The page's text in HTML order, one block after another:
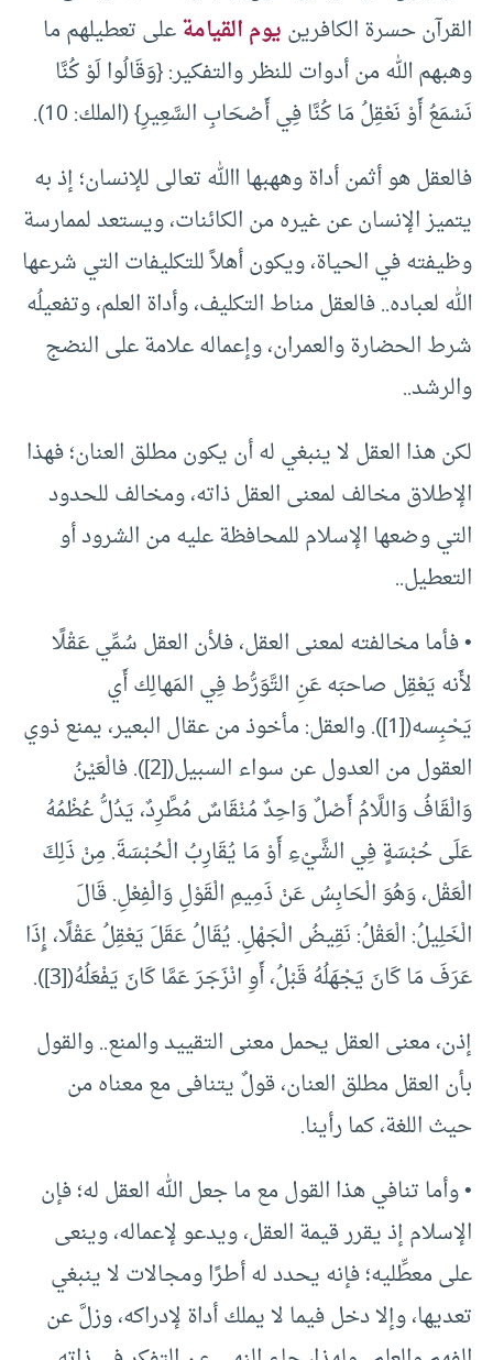
القرآن حسرة الكافرينيوم القيامةعلى تعطيلهم ما
وهبهم الله من أدوات للنظر والتفكير: {وَقَالُوا لَوْ كُنَّا
نَسْمَعُ أَوْ نَعْقِلُ مَا كُنَّا فِي أَصْحَابِ السَّعِيرِ} (الملك: 10).
فالعقل هو أثمن أداة وههبها االله تعالى للإنسان؛ إذ به
يتميز الإنسان عن غيره من الكائنات، ويستعد لممارسة
وظيفته في الحياة، ويكون أهلاً للتكليفات التي شرعها
الله لعباده.. فالعقل مناط التكليف، وأداة العلم، وتفعيلُه
شرط الحضارة والعمران، وإعماله علامة على النضج
والرشد..
لكن هذا العقل لا ينبغي له أن يكون مطلق العنان؛ فهذا
الإطلاق مخالف لمعنى العقل ذاته، ومخالف للحدود
التي وضعها الإسلام للمحافظة عليه من الشرود أو
التعطيل..
• فأما مخالفته لمعنى العقل، فلأن العقل سُمِّي عَقْلًا
لأَنه يَعْقِل صاحبَه عَنِ التَّوَرُّط فِي المَهالِك أَي
يَحْبِسه([1] ). والعقل: مأخوذ من عقال البعير، يمنع ذوي
العقول من العدول عن سواء السبيل([2] ). فالْعَيْنُ
وَالْقَافُ وَاللَّامُ أَصْلٌ وَاحِدٌ مُنْقَاسٌ مُطَّرِدٌ، يَدُلُّ عُظْمُهُ
عَلَى حُبْسَةٍ فِي الشَّيْءِ أَوْ مَا يُقَارِبُ الْحُبْسَةَ. مِنْ ذَلِكَ
الْعَقْل، وَهُوَ الْحَابِسُ عَنْ ذَمِيمِ الْقَوْلِ وَالْفِعْلِ. قَالَ
الْخَلِيلُ: الْعَقْلُ: نَقِيضُ الْجَهْلِ. يُقَالُ عَقَلَ يَعْقِلُ عَقْلًا، إِذَا
عَرَفَ مَا كَانَ يَجْهَلُهُ قَبْلُ، أَوِ انْزَجَرَ عَمَّا كَانَ يَفْعَلُهُ([3]
).
إذن، معنى العقل يحمل معنى التقييد والمنع.. والقول
بأن العقل مطلق العنان، قولٌ يتنافى مع معناه من
حيث اللغة، كما رأينا.
• وأما تنافي هذا القول مع ما جعل الله العقل له؛ فإن
الإسلام إذ يقرر قيمة العقل، ويدعو لإعماله، وينعى
على معطِّليه؛ فإنه يحدد له أطرًا ومجالات لا ينبغي
تعديها، وإلا دخل فيما لا يملك أداة لإدراكه، وزلَّ عن